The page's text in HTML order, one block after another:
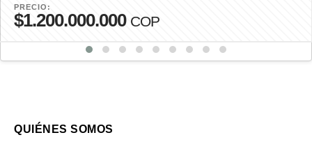
PRECIO:
$1.200.000.000 COP
QUIÉNES SOMOS